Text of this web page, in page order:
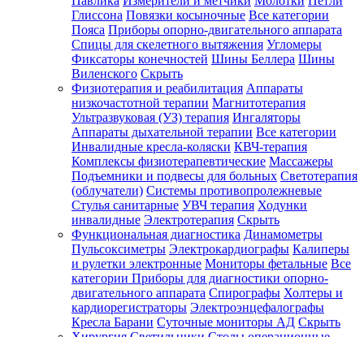
Глиссона Повязки косыночные Все категории
Пояса Приборы опорно-двигательного аппарата
Спицы для скелетного вытяжения Угломеры
Фиксаторы конечностей Шины Беллера Шины
Виленского Скрыть
Физиотерапия и реабилитация Аппараты
низкочастотной терапии Магнитотерапия
Ультразвуковая (УЗ) терапия Ингаляторы
Аппараты дыхательной терапии Все категории
Инвалидные кресла-коляски КВЧ-терапия
Комплексы физиотерапевтические Массажеры
Подъемники и подвесы для больных Светотерапия
(облучатели) Системы противопролежневые
Стулья санитарные УВЧ терапия Ходунки
инвалидные Электротерапия Скрыть
Функциональная диагностика Динамометры
Пульсоксиметры Электрокардиографы Калиперы
и рулетки электронные Мониторы фетальные Все
категории Приборы для диагностики опорно-
двигательного аппарата Спирографы Холтеры и
кардиорегистраторы Электроэнцефалографы
Кресла Барани Суточные мониторы АД Скрыть